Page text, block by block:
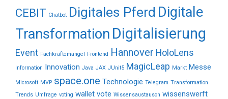
CEBIT Chatbot Digitales Pferd Digitale
Transformation Digitalisierung
Event Fachkräftemangel Frontend Hannover HoloLens
Information Innovation Java JAX JUnit5 MagicLeap Markt Messe
Microsoft MVP space.one Technologie Telegram Transformation
Trends Umfrage voting wallet vote Wissensaustausch wissenswerft